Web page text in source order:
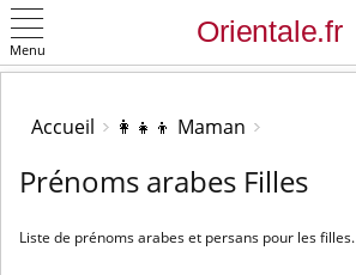
Menu
Accueil 👩‍👧‍👦 Maman
Prénoms arabes Filles
Liste de prénoms arabes et persans pour les filles.